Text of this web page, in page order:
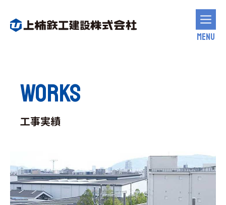
MENU
WORKS
工事実績